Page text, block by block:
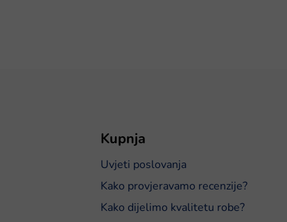
Kupnja
Uvjeti poslovanja
Kako provjeravamo recenzije?
Kako dijelimo kvalitetu robe?